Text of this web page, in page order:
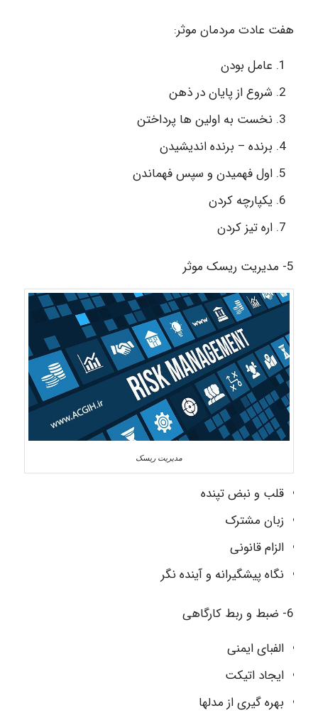
هفت عادت مردمان موثر:
عامل بودن
شروع از پایان در ذهن
نخست به اولین ها پرداختن
برنده – برنده اندیشیدن
اول فهمیدن و سپس فهماندن
یکپارچه کردن
اره تیز کردن
5- مدیریت ریسک موثر
مدیریت ریسک
قلب و نبض تپنده
زبان مشترک
الزام قانونی
نگاه پیشگیرانه و آینده نگر
6- ضبط و ربط کارگاهی
الفبای ایمنی
ایجاد اتیکت
بهره گیری از مدلها